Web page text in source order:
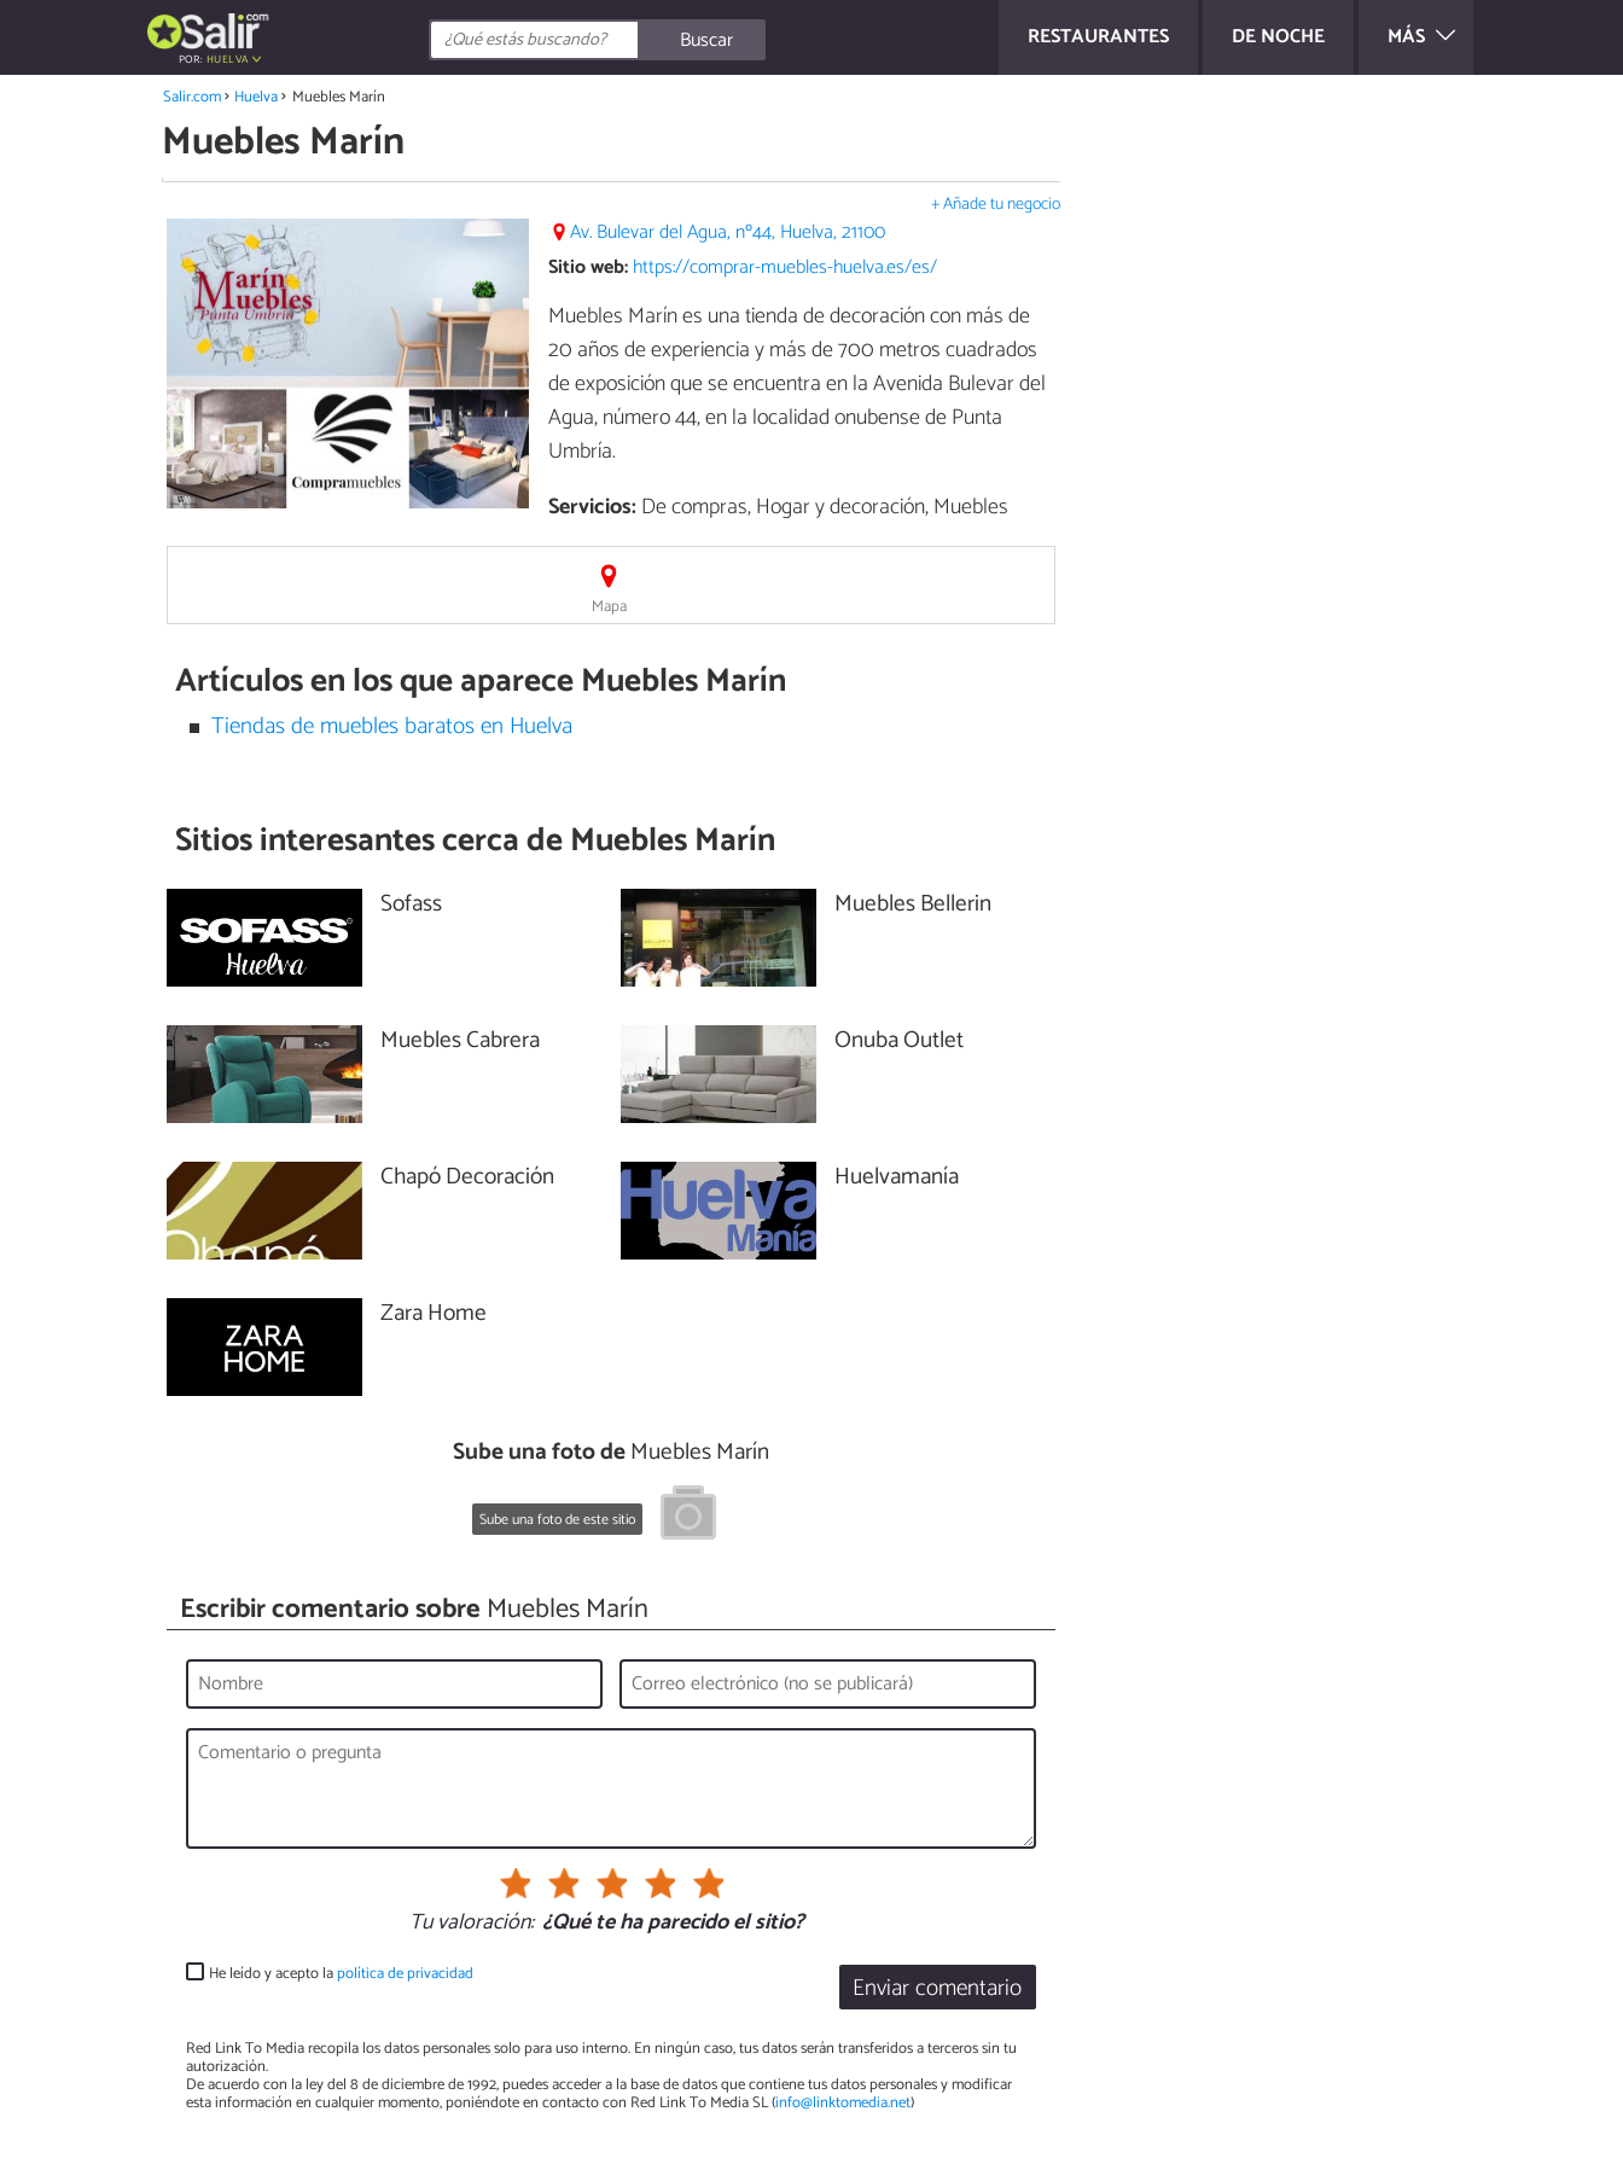
RESTAURANTES DE NOCHE MÁS
POR: HUELVA
Buscar
Salir.com Huelva Muebles Marín
Muebles Marín
+ Añade tu negocio
Av. Bulevar del Agua, nº44, Huelva, 21100
Sitio web:https://comprar-muebles-huelva.es/es/
Muebles Marín es una tienda de decoración con más de
20 años de experiencia y más de 700 metros cuadrados
de exposición que se encuentra en la Avenida Bulevar del
Agua, número 44, en la localidad onubense de Punta
Umbría.
Servicios:De compras, Hogar y decoración, Muebles
Mapa
Artículos en los que aparece Muebles Marín
Tiendas de muebles baratos en Huelva
Sitios interesantes cerca deMuebles Marín
Sofass Muebles Bellerin
Muebles Cabrera Onuba Outlet
Chapó Decoración Huelvamanía
Zara Home
Sube una foto deMuebles Marín
Sube una foto de este sitio
Escribir comentario sobre Muebles Marín
Tu valoración: ¿Qué te ha parecido el sitio?
Enviar comentario
He leído y acepto lapolítica de privacidad
Red Link To Media recopila los datos personales solo para uso interno. En ningún caso, tus datos serán transferidos a terceros sin tu
autorización.
De acuerdo con la ley del 8 de diciembre de 1992, puedes acceder a la base de datos que contiene tus datos personales y modificar
esta información en cualquier momento, poniéndote en contacto con Red Link To Media SL (info@linktomedia.net)